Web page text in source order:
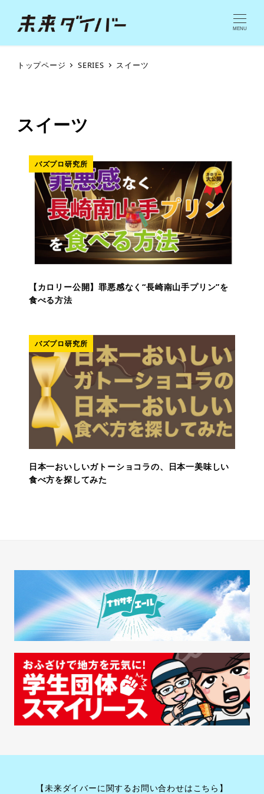
MENU
トップページ SERIES スイーツ
スイーツ
バズプロ研究所
【カロリー公開】罪悪感なく“長崎南山手プリン”を
食べる方法
バズプロ研究所
日本一おいしいガトーショコラの、日本一美味しい
食べ方を探してみた
【未来ダイバーに関するお問い合わせはこちら】